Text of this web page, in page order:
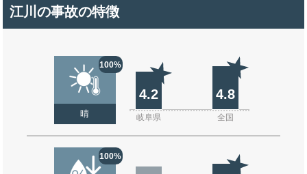
江川の事故の特徴
100%
晴
4.2 4.8
岐阜県 全国
100%